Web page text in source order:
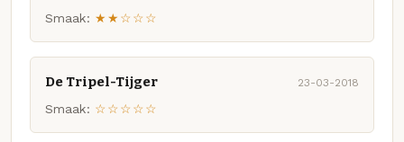
Smaak: ★★☆☆☆
De Tripel-Tijger 23-03-2018
Smaak: ☆☆☆☆☆